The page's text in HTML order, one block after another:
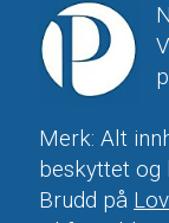
Merk: Alt
beskyttet og
Brudd på